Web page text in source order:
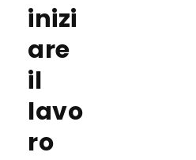
inizi
are
il
lavo
ro